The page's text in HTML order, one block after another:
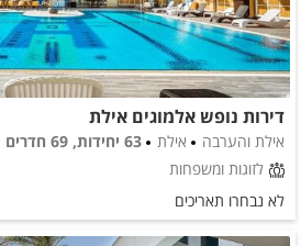
דירות נופש אלמוגים אילת
אילת והערבה אילת
63 יחידות, 69 חדרים
לזוגות ומשפחות
לא נבחרו תאריכים